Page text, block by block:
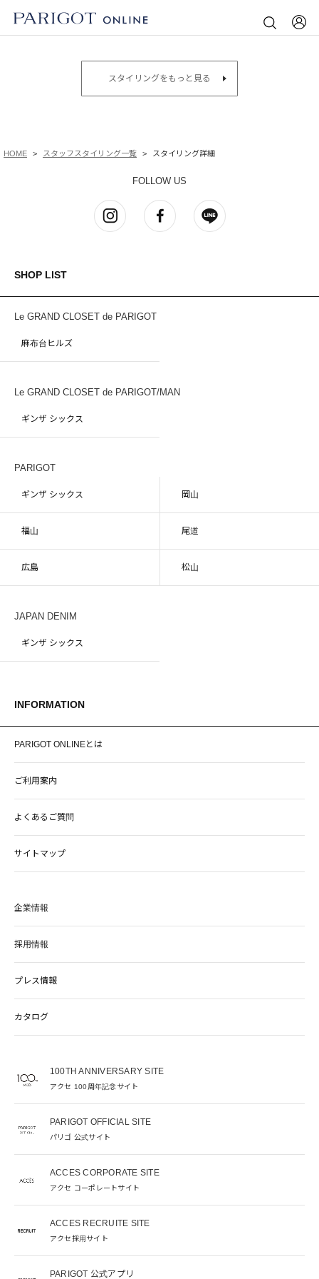
スタイリングをもっと見る
HOME スタッフスタイリング一覧 スタイリング詳細
FOLLOW US
SHOP LIST
Le GRAND CLOSET de PARIGOT
麻布台ヒルズ
Le GRAND CLOSET de PARIGOT/MAN
ギンザ シックス
PARIGOT
ギンザ シックス 岡山
福山 尾道
広島 松山
JAPAN DENIM
ギンザ シックス
INFORMATION
PARIGOT ONLINEとは
ご利用案内
よくあるご質問
サイトマップ
企業情報
採用情報
プレス情報
カタログ
100TH ANNIVERSARY SITE
アクセ 100周年記念サイト
PARIGOT OFFICIAL SITE
パリゴ 公式サイト
ACCES CORPORATE SITE
アクセ コーポレートサイト
ACCES RECRUITE SITE
アクセ採用サイト
PARIGOT 公式アプリ